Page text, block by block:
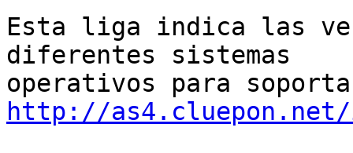
Esta liga indica las
diferentes sistemas
http://as4.cluepon.net/